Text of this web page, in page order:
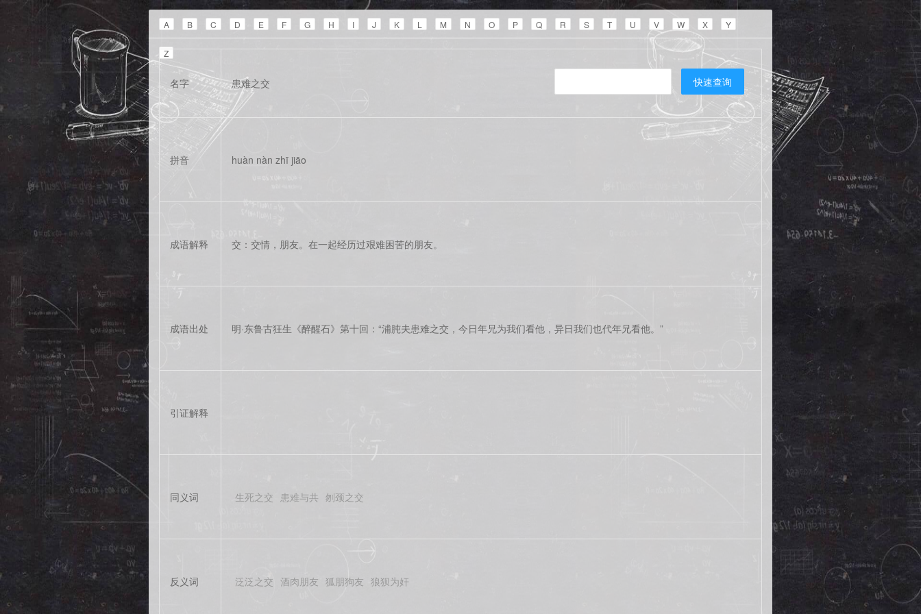
A B C D E F G H I J K L M N O P Q R S T U V W X Y
Z
名字 患难之交 快速查询
拼音 huàn nàn zhī jiāo
成语解释 交：交情，朋友。在一起经历过艰难困苦的朋友。
成语出处 明·东鲁古狂生《醉醒石》第十回：“浦肫夫患难之交，今日年兄为我们看他，异日我们也代年兄看他。”
引证解释
同义词 生死之交 患难与共 刎颈之交
反义词 泛泛之交 酒肉朋友 狐朋狗友 狼狈为奸